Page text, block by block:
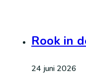
Rook in
24 juni 2026